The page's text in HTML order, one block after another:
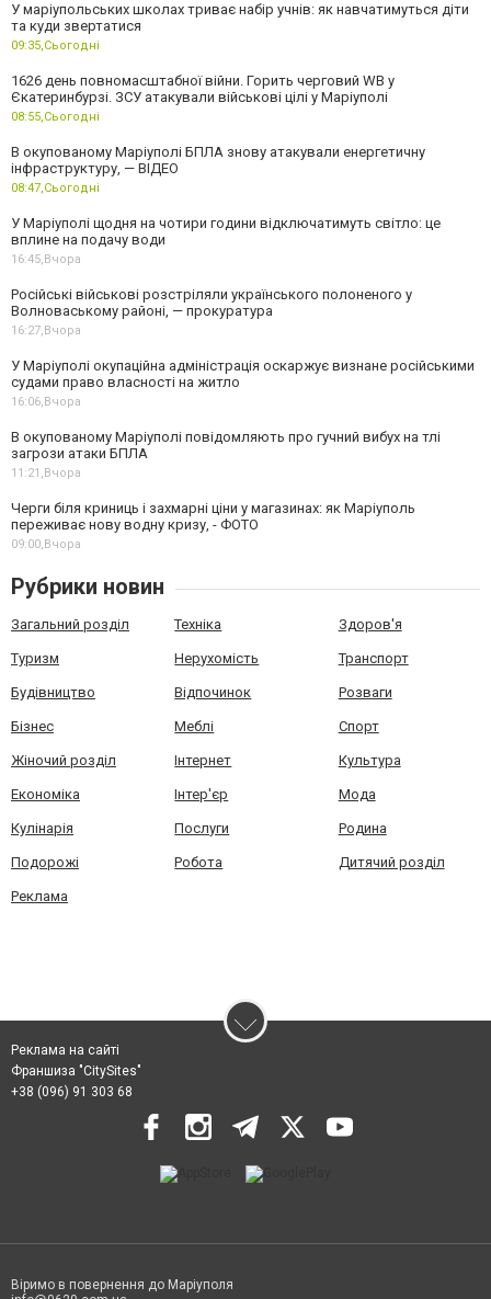
У маріупольських школах триває набір учнів: як навчатимуться діти
та куди звертатися
09:35,Сьогодні
1626 день повномасштабної війни. Горить черговий WB у
Єкатеринбурзі. ЗСУ атакували військові цілі у Маріуполі
08:55,Сьогодні
В окупованому Маріуполі БПЛА знову атакували енергетичну
інфраструктуру, — ВІДЕО
08:47,Сьогодні
У Маріуполі щодня на чотири години відключатимуть світло: це
вплине на подачу води
16:45, Вчора
Російські військові розстріляли українського полоненого у
Волноваському районі, — прокуратура
16:27, Вчора
У Маріуполі окупаційна адміністрація оскаржує визнане російськими
судами право власності на житло
16:06, Вчора
В окупованому Маріуполі повідомляють про гучний вибух на тлі
загрози атаки БПЛА
11:21, Вчора
Черги біля криниць і захмарні ціни у магазинах: як Маріуполь
переживає нову водну кризу, - ФОТО
09:00, Вчора
Рубрики новин
Загальний розділ Техніка Здоров'я
Туризм Нерухомість Транспорт
Будівництво Відпочинок Розваги
Бізнес Меблі Спорт
Жіночий розділ Інтернет Культура
Економіка Інтер'єр Мода
Кулінарія Послуги Родина
Подорожі Робота Дитячий розділ
Реклама
Реклама на сайті
Франшиза "CitySites"
+38 (096) 91 303 68
Віримо в повернення до Маріуполя